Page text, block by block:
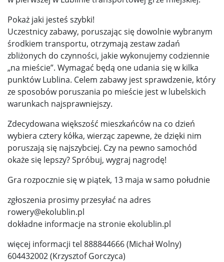
Pokaż jaki jesteś szybki!
Uczestnicy zabawy, poruszając się dowolnie wybranym
środkiem transportu, otrzymają zestaw zadań
zbliżonych do czynności, jakie wykonujemy codziennie
„na mieście”. Wymagać będą one udania się w kilka
punktów Lublina. Celem zabawy jest sprawdzenie, który
ze sposobów poruszania po mieście jest w lubelskich
warunkach najsprawniejszy.
Zdecydowana większość mieszkańców na co dzień
wybiera cztery kółka, wierząc zapewne, że dzięki nim
poruszają się najszybciej. Czy na pewno samochód
okaże się lepszy? Spróbuj, wygraj nagrodę!
Gra rozpocznie się w piątek, 13 maja w samo południe
zgłoszenia prosimy przesyłać na adres
rowery@ekolublin.pl
dokładne informacje na stronie ekolublin.pl
więcej informacji tel 888844666 (Michał Wolny)
604432002 (Krzysztof Gorczyca)